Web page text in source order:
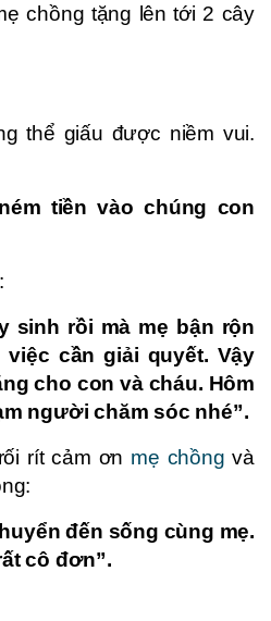
chồng tặng lên tới 2 cây
thể giấu được niềm vui.
tiền vào chúng con
sinh rồi mà mẹ bận rộn
cần giải quyết. Vậy
cho con và cháu. Hôm
người chăm sóc nhé”.
rít cảm ơn mẹ chồng và
đến sống cùng mẹ.
cô đơn”.